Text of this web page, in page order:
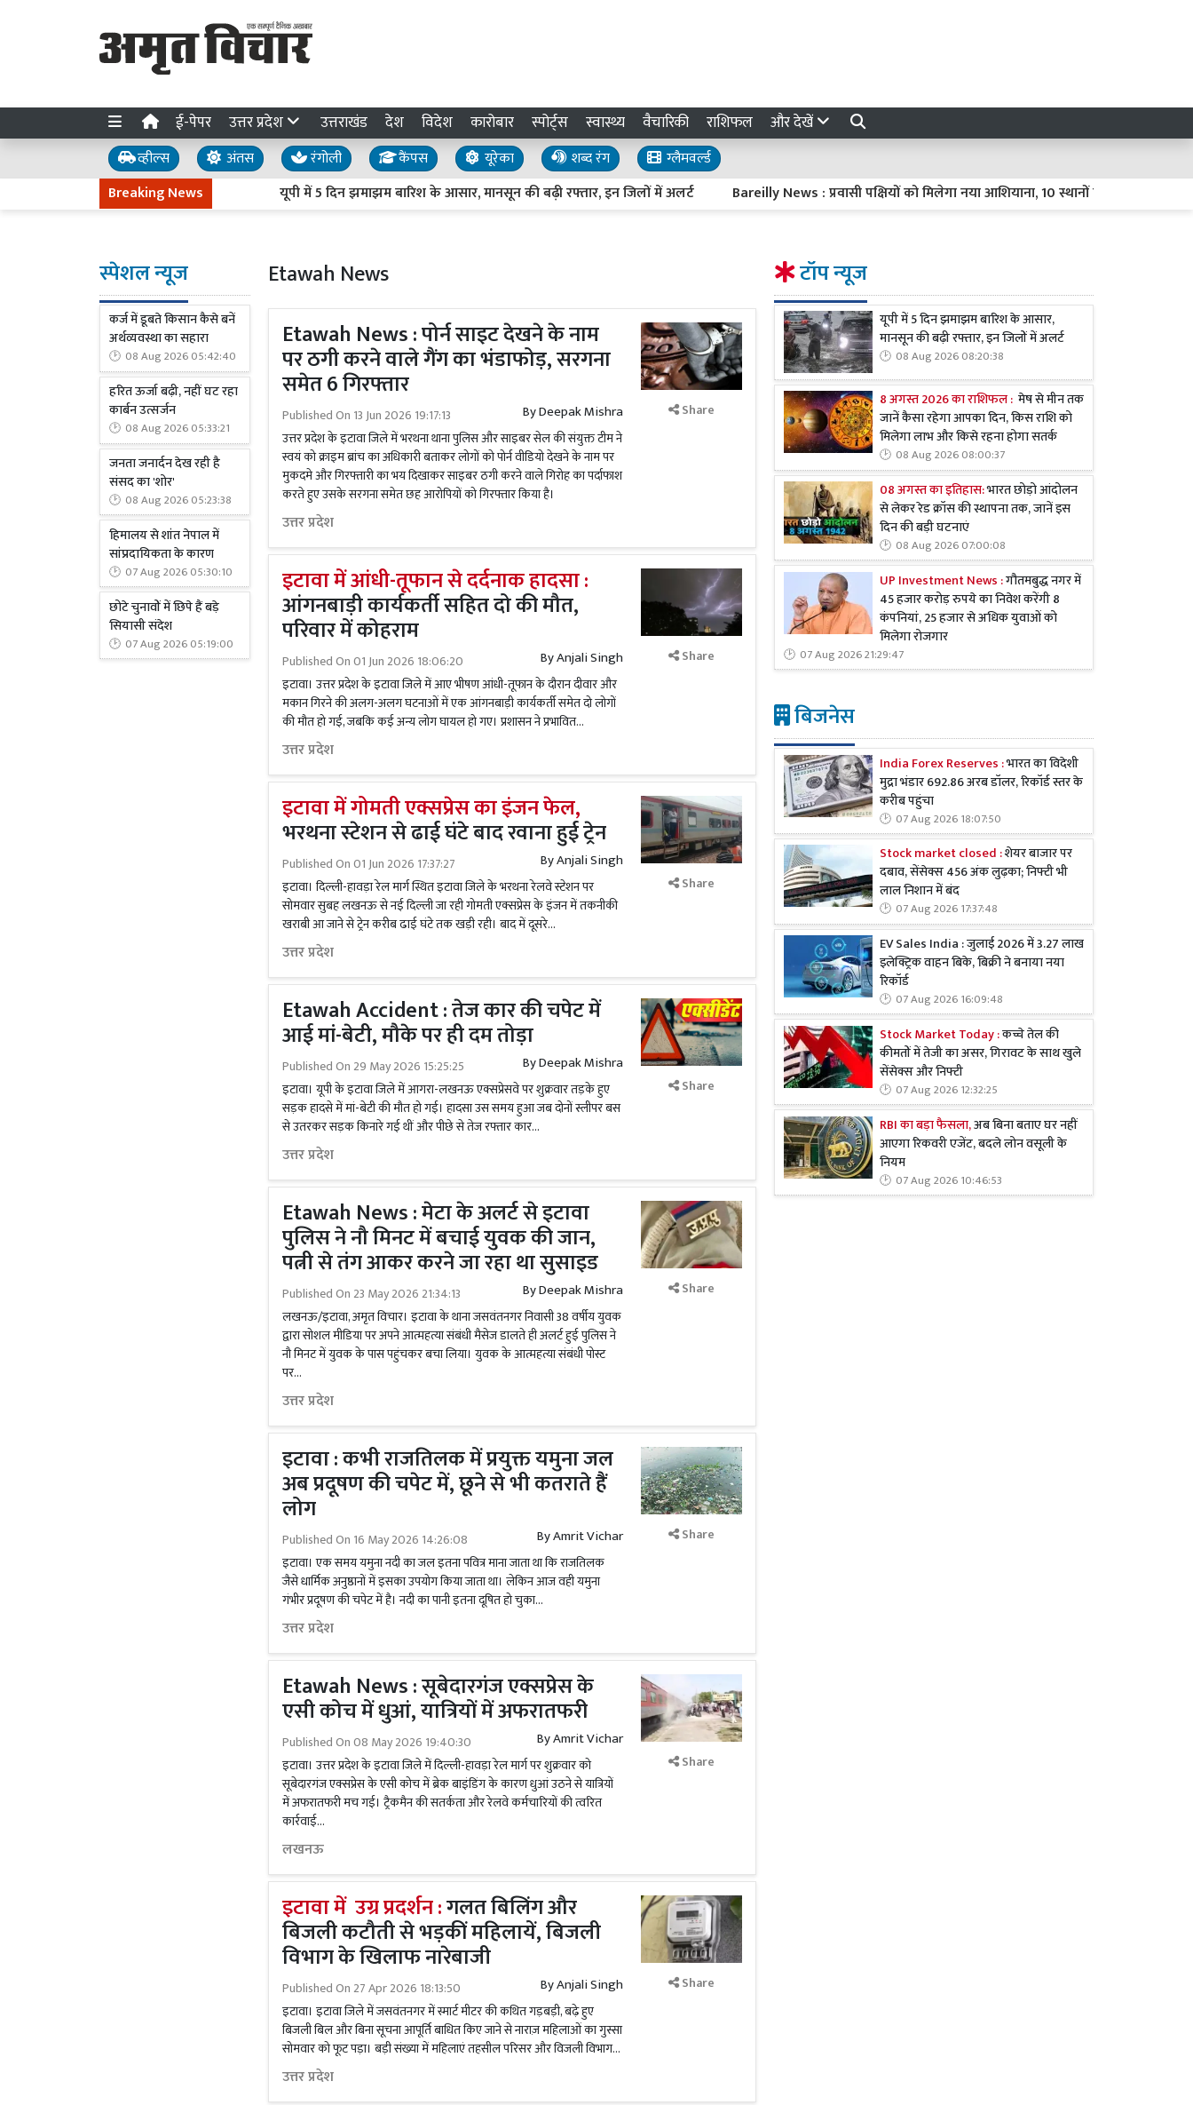
ई-पेपर उत्तर प्रदेश उत्तराखंड देश विदेश कारोबार स्पोर्ट्स स्वास्थ्य वैचारिकी राशिफल और देखें
व्हील्स अंतस रंगोली कैंपस यूरेका शब्द रंग
ग्लैमवर्ल्ड
Breaking News
यूपी में 5 दिन झमाझम बारिश के आसार, मानसून की बढ़ी रफ्तार, इन जिलों में अलर्ट Bareilly News : प्रवासी पक्षियों को मिलेगा नया आशियाना, 10 स्थानों पर विकसित होंगे प्राकृतिक
स्पेशल न्यूज
कर्ज में डूबते किसान कैसे बनें
अर्थव्यवस्था का सहारा
08 Aug 2026 05:42:40
हरित ऊर्जा बढ़ी, नहीं घट रहा
कार्बन उत्सर्जन
08 Aug 2026 05:33:21
जनता जनार्दन देख रही है
संसद का 'शोर'
08 Aug 2026 05:23:38
हिमालय से शांत नेपाल में
सांप्रदायिकता के कारण
07 Aug 2026 05:30:10
छोटे चुनावों में छिपे हैं बड़े
सियासी संदेश
07 Aug 2026 05:19:00
Etawah News
Etawah News : पोर्न साइट देखने के नाम
पर ठगी करने वाले गैंग का भंडाफोड़, सरगना
समेत 6 गिरफ्तार
Published On 13 Jun 2026 19:17:13 ByDeepak Mishra
उत्तर प्रदेश के इटावा जिले में भरथना थाना पुलिस और साइबर सेल की संयुक्त टीम ने
स्वयं को क्राइम ब्रांच का अधिकारी बताकर लोगों को पोर्न वीडियो देखने के नाम पर
मुकदमे और गिरफ्तारी का भय दिखाकर साइबर ठगी करने वाले गिरोह का पर्दाफाश
करते हुए उसके सरगना समेत छह आरोपियों को गिरफ्तार किया है।
उत्तर प्रदेश
Share
इटावा में आंधी-तूफान से दर्दनाक हादसा :
आंगनबाड़ी कार्यकर्ती सहित दो की मौत,
परिवार में कोहराम
Published On01 Jun 2026 18:06:20 ByAnjali Singh
इटावा। उत्तर प्रदेश के इटावा जिले में आए भीषण आंधी-तूफान के दौरान दीवार और
मकान गिरने की अलग-अलग घटनाओं में एक आंगनबाड़ी कार्यकर्ती समेत दो लोगों
की मौत हो गई, जबकि कई अन्य लोग घायल हो गए। प्रशासन ने प्रभावित...
उत्तर प्रदेश
Share
इटावा में गोमती एक्सप्रेस का इंजन फेल,
भरथना स्टेशन से ढाई घंटे बाद रवाना हुई ट्रेन
Published On01 Jun 2026 17:37:27 ByAnjali Singh
इटावा। दिल्ली-हावड़ा रेल मार्ग स्थित इटावा जिले के भरथना रेलवे स्टेशन पर
सोमवार सुबह लखनऊ से नई दिल्ली जा रही गोमती एक्सप्रेस के इंजन में तकनीकी
खराबी आ जाने से ट्रेन करीब ढाई घंटे तक खड़ी रही। बाद में दूसरे...
उत्तर प्रदेश
Share
Etawah Accident : तेज कार की चपेट में
आई मां-बेटी, मौके पर ही दम तोड़ा
Published On 29 May 2026 15:25:25 ByDeepak Mishra
इटावा। यूपी के इटावा जिले में आगरा-लखनऊ एक्सप्रेसवे पर शुक्रवार तड़के हुए
सड़क हादसे में मां-बेटी की मौत हो गई। हादसा उस समय हुआ जब दोनों स्लीपर बस
से उतरकर सड़क किनारे गई थीं और पीछे से तेज रफ्तार कार...
उत्तर प्रदेश
Share
Etawah News : मेटा के अलर्ट से इटावा
पुलिस ने नौ मिनट में बचाई युवक की जान,
पत्नी से तंग आकर करने जा रहा था सुसाइड
Published On 23 May 2026 21:34:13 ByDeepak Mishra
लखनऊ/इटावा, अमृत विचार। इटावा के थाना जसवंतनगर निवासी 38 वर्षीय युवक
द्वारा सोशल मीडिया पर अपने आत्महत्या संबंधी मैसेज डालते ही अलर्ट हुई पुलिस ने
नौ मिनट में युवक के पास पहुंचकर बचा लिया। युवक के आत्महत्या संबंधी पोस्ट
पर...
उत्तर प्रदेश
Share
इटावा : कभी राजतिलक में प्रयुक्त यमुना जल
अब प्रदूषण की चपेट में, छूने से भी कतराते हैं
लोग
Published On 16 May 2026 14:26:08 ByAmrit Vichar
इटावा। एक समय यमुना नदी का जल इतना पवित्र माना जाता था कि राजतिलक
जैसे धार्मिक अनुष्ठानों में इसका उपयोग किया जाता था। लेकिन आज वही यमुना
गंभीर प्रदूषण की चपेट में है। नदी का पानी इतना दूषित हो चुका...
उत्तर प्रदेश
Share
Etawah News : सूबेदारगंज एक्सप्रेस के
एसी कोच में धुआं, यात्रियों में अफरातफरी
Published On08 May 2026 19:40:30 ByAmrit Vichar
इटावा। उत्तर प्रदेश के इटावा जिले में दिल्ली-हावड़ा रेल मार्ग पर शुक्रवार को
सूबेदारगंज एक्सप्रेस के एसी कोच में ब्रेक बाइंडिंग के कारण धुआं उठने से यात्रियों
में अफरातफरी मच गई। ट्रैकमैन की सतर्कता और रेलवे कर्मचारियों की त्वरित
कार्रवाई...
लखनऊ
Share
इटावा में उग्र प्रदर्शन :गलत बिलिंग और
बिजली कटौती से भड़कीं महिलायें, बिजली
विभाग के खिलाफ नारेबाजी
Published On 27 Apr 2026 18:13:50 ByAnjali Singh
इटावा। इटावा जिले में जसवंतनगर में स्मार्ट मीटर की कथित गड़बड़ी, बढ़े हुए
बिजली बिल और बिना सूचना आपूर्ति बाधित किए जाने से नाराज़ महिलाओं का गुस्सा
सोमवार को फूट पड़ा। बड़ी संख्या में महिलाएं तहसील परिसर और विजली विभाग...
उत्तर प्रदेश
Share
टॉप न्यूज
यूपी में 5 दिन झमाझम बारिश के आसार,
मानसून की बढ़ी रफ्तार, इन जिलों में अलर्ट
08 Aug 2026 08:20:38
8 अगस्त 2026 का राशिफल : मेष से मीन तक
जानें कैसा रहेगा आपका दिन, किस राशि को
मिलेगा लाभ और किसे रहना होगा सतर्क
08 Aug 2026 08:00:37
08 अगस्त का इतिहास:भारत छोड़ो आंदोलन
से लेकर रेड क्रॉस की स्थापना तक, जानें इस
दिन की बड़ी घटनाएं
08 Aug 2026 07:00:08
UP Investment News :गौतमबुद्ध नगर में
45 हजार करोड़ रुपये का निवेश करेंगी 8
कंपनियां, 25 हजार से अधिक युवाओं को
मिलेगा रोजगार
07 Aug 2026 21:29:47
बिजनेस
India Forex Reserves :भारत का विदेशी
मुद्रा भंडार 692.86 अरब डॉलर, रिकॉर्ड स्तर के
करीब पहुंचा
07 Aug 2026 18:07:50
Stock market closed :शेयर बाजार पर
दबाव, सेंसेक्स 456 अंक लुढ़का; निफ्टी भी
लाल निशान में बंद
07 Aug 2026 17:37:48
EV Sales India : जुलाई 2026 में 3.27 लाख
इलेक्ट्रिक वाहन बिके, बिक्री ने बनाया नया
रिकॉर्ड
07 Aug 2026 16:09:48
Stock Market Today :कच्चे तेल की
कीमतों में तेजी का असर, गिरावट के साथ खुले
सेंसेक्स और निफ्टी
07 Aug 2026 12:32:25
RBI का बड़ा फैसला,अब बिना बताए घर नहीं
आएगा रिकवरी एजेंट, बदले लोन वसूली के
नियम
07 Aug 2026 10:46:53